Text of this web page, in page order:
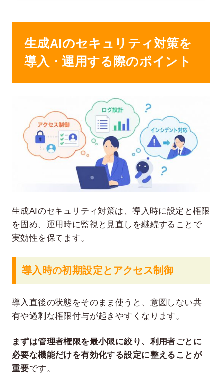
生成AIのセキュリティ対策を
導入・運用する際のポイント
生成AIのセキュリティ対策は、導入時に設定と権限
を固め、運用時に監視と見直しを継続することで
実効性を保てます。
導入時の初期設定とアクセス制御
導入直後の状態をそのまま使うと、意図しない共
有や過剰な権限付与が起きやすくなります。
まずは管理者権限を最小限に絞り、利用者ごとに
必要な機能だけを有効化する設定に整えることが
重要です。